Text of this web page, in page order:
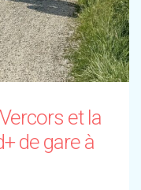
et la
de gare à